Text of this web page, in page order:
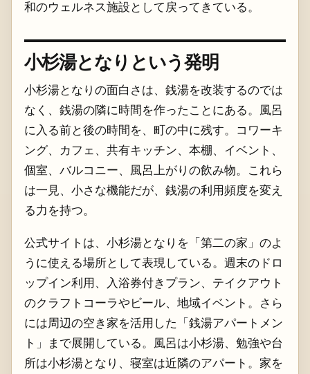
和のウェルネス施設として戻ってきている。
小杉湯となりという発明
小杉湯となりの面白さは、銭湯を改装するのでは
なく、銭湯の隣に時間を作ったことにある。風呂
に入る前と後の時間を、町の中に残す。コワーキ
ング、カフェ、共有キッチン、本棚、イベント、
個室、バルコニー、風呂上がりの飲み物。これら
は一見、小さな機能だが、銭湯の利用頻度を変え
る力を持つ。
公式サイトは、小杉湯となりを「第二の家」のよ
うに使える場所として表現している。週末のドロ
ップイン利用、入浴券付きプラン、テイクアウト
のクラフトコーラやビール、地域イベント。さら
には周辺の空き家を活用した「銭湯アパートメン
ト」まで展開している。風呂は小杉湯、勉強や台
所は小杉湯となり、寝室は近隣のアパート。家を